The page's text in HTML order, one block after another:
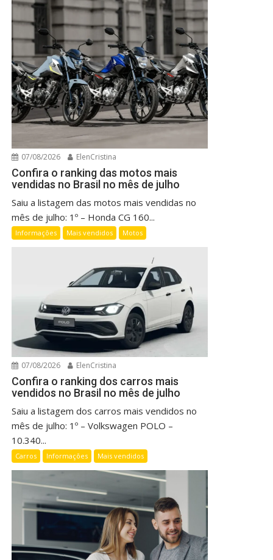
07/08/2026 ElenCristina
Confira o ranking das motos mais
vendidas no Brasil no mês de julho
Saiu a listagem das motos mais vendidas no
mês de julho: 1º – Honda CG 160...
Informações Mais vendidos Motos
07/08/2026 ElenCristina
Confira o ranking dos carros mais
vendidos no Brasil no mês de julho
Saiu a listagem dos carros mais vendidos no
mês de julho: 1º – Volkswagen POLO –
10.340...
Carros Informações Mais vendidos